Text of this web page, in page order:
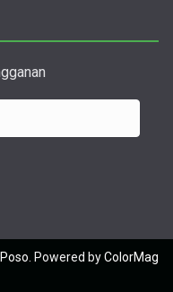
. Powered byColorMag